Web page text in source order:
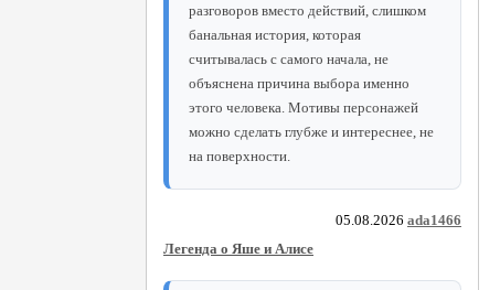
разговоров вместо действий, слишком
банальная история, которая
считывалась с самого начала, не
объяснена причина выбора именно
этого человека. Мотивы персонажей
можно сделать глубже и интереснее, не
на поверхности.
05.08.2026 ada1466
Легенда о Яше и Алисе